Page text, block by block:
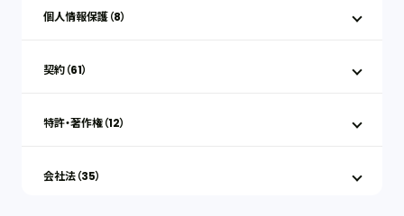
個人情報保護（8）
契約（61）
特許・著作権（12）
会社法（35）